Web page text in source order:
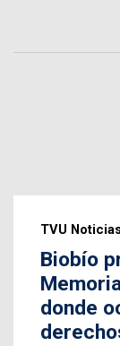
TVU
Biobío
donde